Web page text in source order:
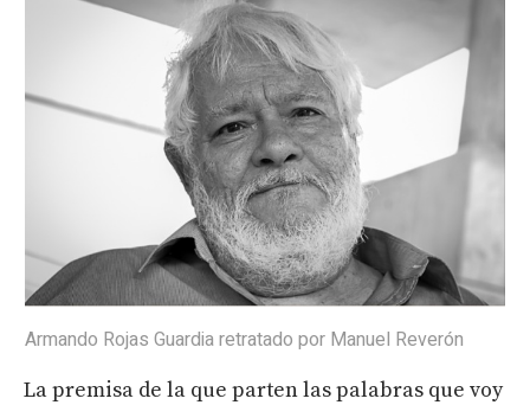
Armando Rojas Guardia retratado por Manuel Reverón
La premisa de la que parten las palabras que voy